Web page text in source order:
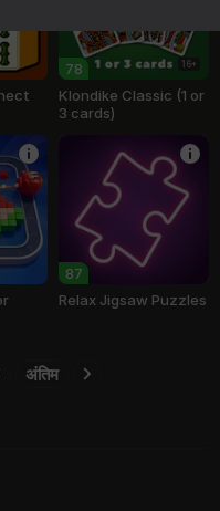
78 16+
Klondike Classic (1 or
3 cards)
87
Relax Jigsaw Puzzles
अंतिम